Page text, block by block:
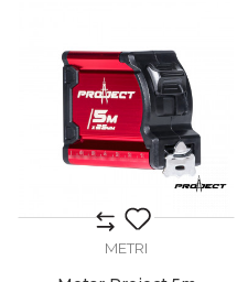
METRI